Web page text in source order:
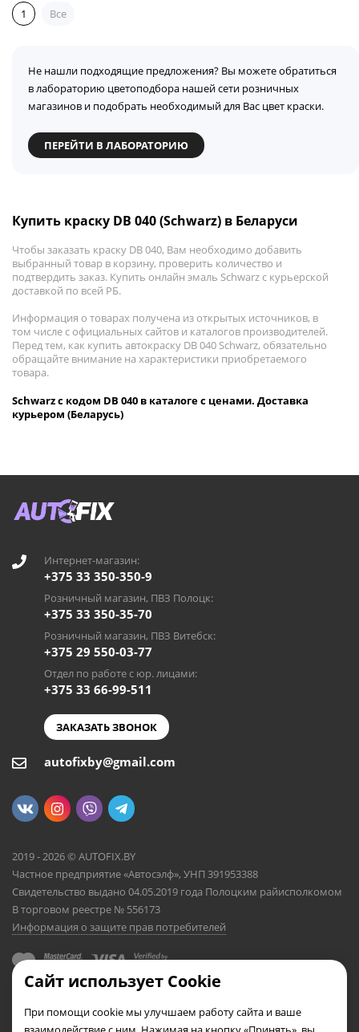
1 Все
Не нашли подходящие предложения? Вы можете обратиться
в лабораторию цветоподбора нашей сети розничных
магазинов и подобрать необходимый для Вас цвет краски.
ПЕРЕЙТИ В ЛАБОРАТОРИЮ
Купить краску DB 040 (Schwarz) в Беларуси
Чтобы заказать краску DB 040, Вам необходимо добавить
выбранный товар в корзину, проверить количество и
подтвердить заказ. Купить онлайн эмаль Schwarz с курьерской
доставкой по всей РБ.
Информация о товарах получена из открытых источников, в
том числе с официальных сайтов и каталогов производителей.
Перед тем, как купить автокраску DB 040 Schwarz, обязательно
обращайте внимание на характеристики приобретаемого
товара.
Schwarz с кодом DB 040 в каталоге с ценами. Доставка
курьером (Беларусь)
Интернет-магазин:
+375 33 350-350-9
Розничный магазин, ПВЗ Полоцк:
+375 33 350-35-70
Розничный магазин, ПВЗ Витебск:
+375 29 550-03-77
Отдел по работе с юр. лицами:
+375 33 66-99-511
ЗАКАЗАТЬ ЗВОНОК
autofixby@gmail.com
2019 - 2026 © AUTOFIX.BY
Частное предприятие «Автосэлф», УНП 391953388
Свидетельство выдано 04.05.2019 года Полоцким райисполкомом
В торговом реестре № 556173
Информация о защите прав потребителей
Сайт использует Cookie
При помощи cookie мы улучшаем работу сайта и ваше